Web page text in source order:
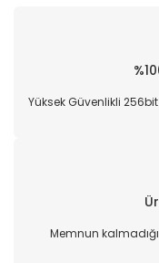
Yüksek Güvenlikli
Memnun